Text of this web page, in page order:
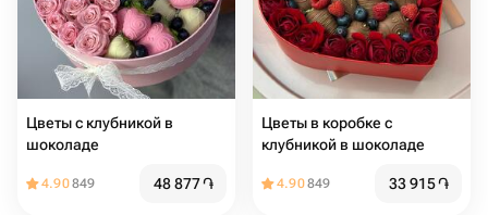
Цветы с клубникой в
шоколаде
4.90849 48 877֏
Цветы в коробке с
клубникой в шоколаде
4.90849 33 915֏